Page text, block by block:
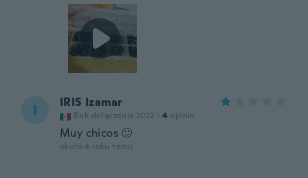
I IRIS Izamar
Rok dołączenia 2022 · 4 opinie
Muy chicos 🙂
około 4 roku temu